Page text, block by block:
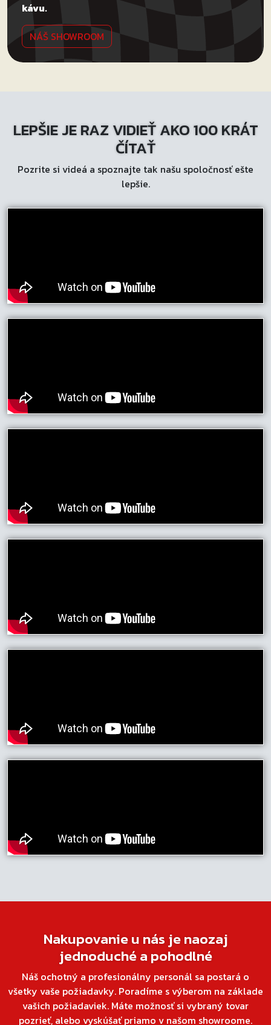
kávu.
NÁŠ SHOWROOM
LEPŠIE JE RAZ VIDIEŤ AKO 100 KRÁT
ČÍTAŤ
Pozrite si videá a spoznajte tak našu spoločnosť ešte
lepšie.
Nakupovanie u nás je naozaj
jednoduché a pohodlné
Náš ochotný a profesionálny personál sa postará o
všetky vaše požiadavky. Poradíme s výberom na základe
vašich požiadaviek. Máte možnosť si vybraný tovar
pozrieť, alebo vyskúšať priamo v našom showroome.